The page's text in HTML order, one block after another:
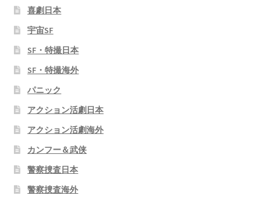
喜劇日本
宇宙SF
SF・特撮日本
SF・特撮海外
パニック
アクション活劇日本
アクション活劇海外
カンフー＆武侠
警察捜査日本
警察捜査海外